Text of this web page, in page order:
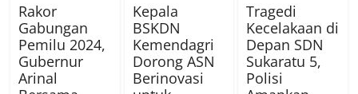
Rakor
Gabungan
Pemilu 2024,
Gubernur
Arinal
Kepala
BSKDN
Kemendagri
Dorong ASN
Berinovasi
Tragedi
Kecelakaan di
Depan SDN
Sukaratu 5,
Polisi